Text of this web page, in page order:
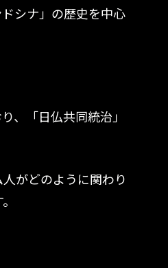
シナ」の歴史を中心
、「日仏共同統治」
がどのように関わり